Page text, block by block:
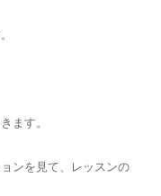
ます。
ンを見て、レッスンの